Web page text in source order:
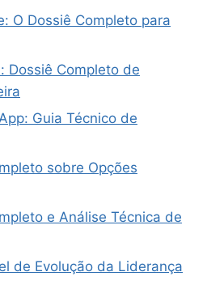
O Dossiê Completo para
Dossiê Completo de
Guia Técnico de
sobre Opções
e Análise Técnica de
de Evolução da Liderança